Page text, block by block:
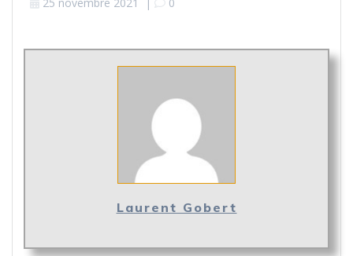
25 novembre 2021
| 0
Laurent Gobert